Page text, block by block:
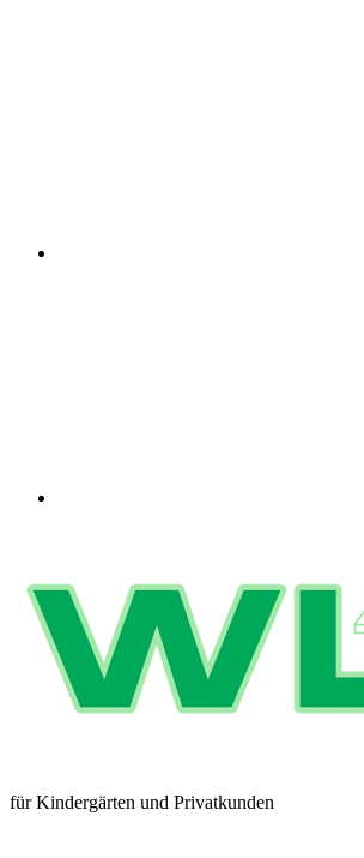
für Kindergärten und Privatkunden